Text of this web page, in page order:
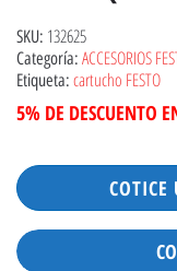
SKU: 132625
Categoría: ACCESORIOS
Etiqueta: cartucho FESTO
5% DE DESCUENTO
COTICE